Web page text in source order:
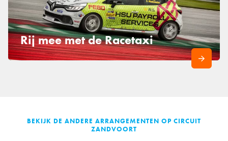
Rij mee met de Racetaxi
BEKIJK DE ANDERE ARRANGEMENTEN OP CIRCUIT
ZANDVOORT